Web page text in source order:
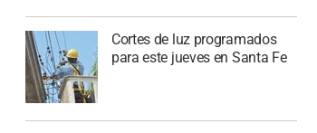
Cortes de luz programados
para este jueves en Santa Fe